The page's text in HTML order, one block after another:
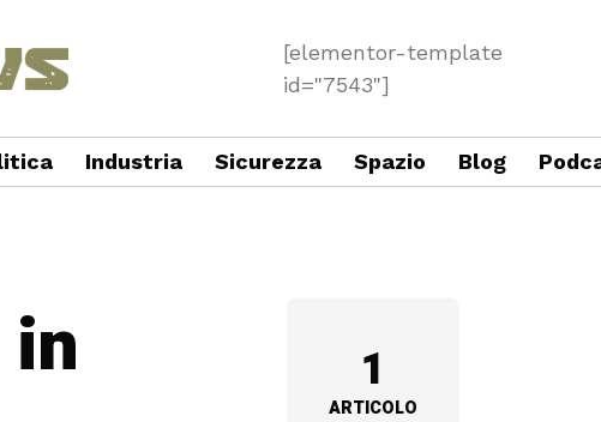
[elementor-template
id="7543"]
Industria Sicurezza Spazio Blog
1
ARTICOLO